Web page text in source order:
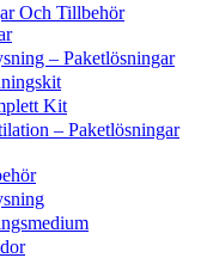
Och Tillbehör
– Paketlösningar
Kit
– Paketlösningar